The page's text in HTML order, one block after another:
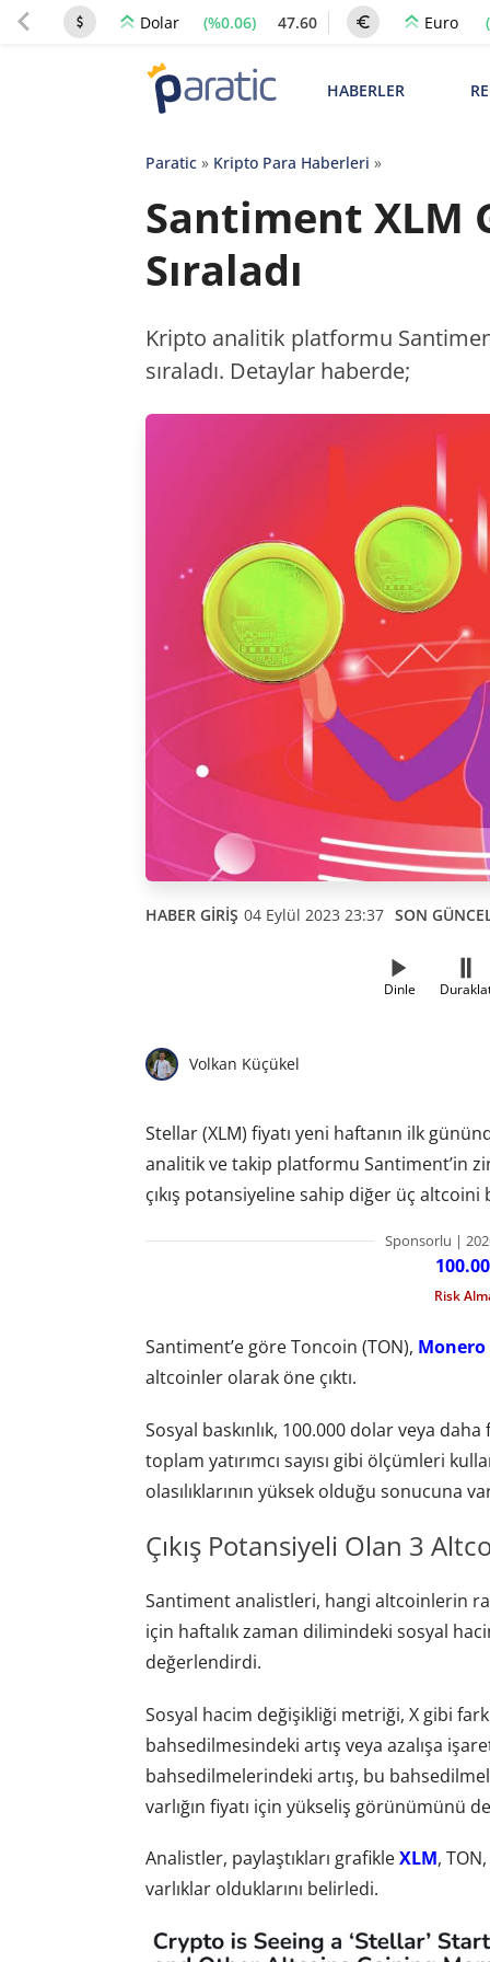
Dolar (%0.06) 47.60 Euro
HABERLER
Paratic» Kripto Para Haberleri »
Santiment XLM
Sıraladı
Kripto analitik platformu
sıraladı. Detaylar haberde;
HABER GİRİŞ 04 Eylül 2023 23:37 SON
Dinle
Volkan Küçükel
Stellar (XLM) fiyatı yeni haftanın ilk
analitik ve takip platformu Santiment’in
çıkış potansiyeline sahip diğer üç altcoini
Sponsorlu |
Risk
Santiment’e göre Toncoin (TON), Monero
altcoinler olarak öne çıktı.
Sosyal baskınlık, 100.000 dolar veya
toplam yatırımcı sayısı gibi ölçümleri
olasılıklarının yüksek olduğu sonucuna
Çıkış Potansiyeli Olan 3
Santiment analistleri, hangi altcoinlerin
için haftalık zaman dilimindeki sosyal
değerlendirdi.
Sosyal hacim değişikliği metriği, X gibi
bahsedilmesindeki artış veya azalışa
bahsedilmelerindeki artış, bu
varlığın fiyatı için yükseliş görünümünü
Analistler, paylaştıkları grafikleXLM,
varlıklar olduklarını belirledi.